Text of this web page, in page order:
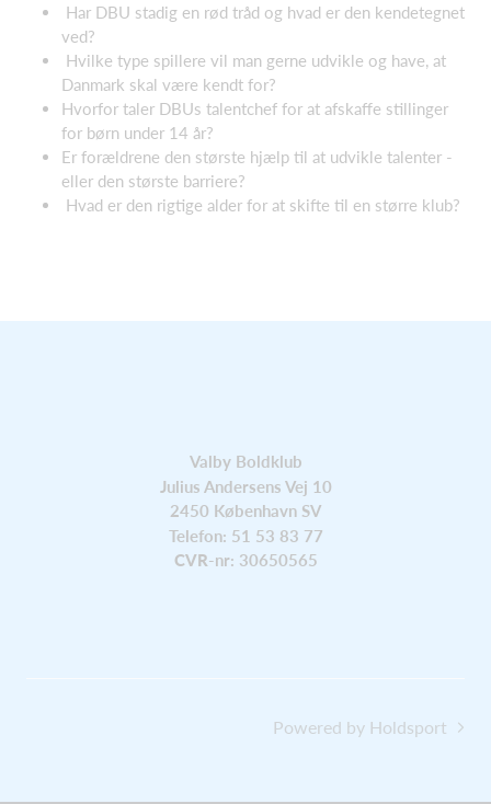
Har DBU stadig en rød tråd og hvad er den kendetegnet
ved?
Hvilke type spillere vil man gerne udvikle og have, at
Danmark skal være kendt for?
Hvorfor taler DBUs talentchef for at afskaffe stillinger
for børn under 14 år?
Er forældrene den største hjælp til at udvikle talenter -
eller den største barriere?
Hvad er den rigtige alder for at skifte til en større klub?
Valby Boldklub
Julius Andersens Vej 10
2450 København SV
Telefon: 51 53 83 77
CVR-nr: 30650565
Powered by Holdsport